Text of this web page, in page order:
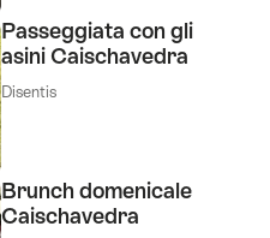
Passeggiata con gli
asini Caischavedra
Disentis
Brunch domenicale
Caischavedra